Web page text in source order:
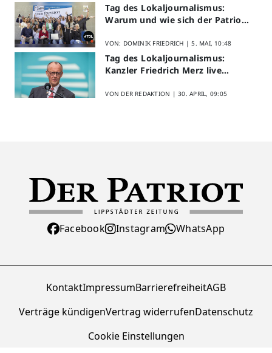
Tag des Lokaljournalismus:
Warum und wie sich der Patriot
VON: DOMINIK FRIEDRICH |5. MAI, 10:48
Tag des Lokaljournalismus:
Kanzler Friedrich Merz live
VON DER REDAKTION |30. APRIL, 09:05
Facebook Instagram WhatsApp
KontaktImpressumBarrierefreiheitAGB
Verträge kündigenVertrag widerrufenDatenschutz
Cookie Einstellungen